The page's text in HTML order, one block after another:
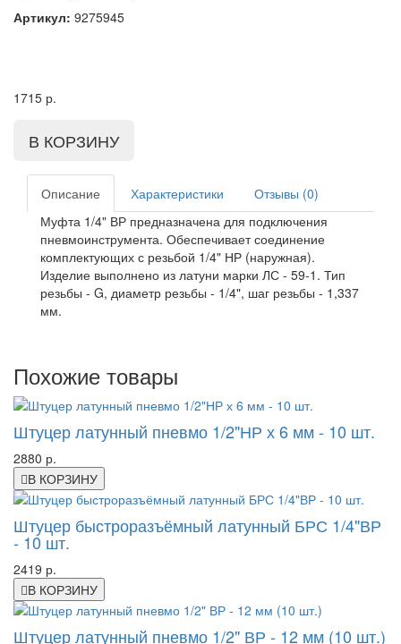
Артикул: 9275945
1715 р.
Описание Характеристики
Отзывы (0)
Муфта 1/4" ВР предназначена для подключения
пневмоинструмента. Обеспечивает соединение
комплектующих с резьбой 1/4" НР (наружная).
Изделие выполнено из латуни марки ЛС - 59-1. Тип
резьбы - G, диаметр резьбы - 1/4", шаг резьбы - 1,337
мм.
Похожие товары
Штуцер латунный пневмо 1/2"НР х 6 мм - 10 шт.
2880 р.
В КОРЗИНУ
Штуцер быстроразъёмный латунный БРС 1/4"ВР
- 10 шт.
2419 р.
В КОРЗИНУ
Штуцер латунный пневмо 1/2" ВР - 12 мм (10 шт.)